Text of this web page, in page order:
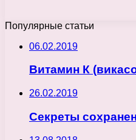
Популярные статьи
06.02.2019
Витамин К
26.02.2019
Секреты